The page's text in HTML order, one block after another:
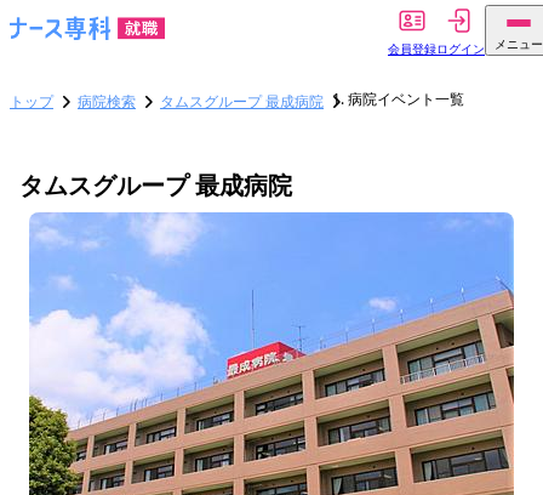
会員登録ログイン メニュー
トップ 病院検索 タムスグループ 最成病院 病院イベント一覧
タムスグループ 最成病院